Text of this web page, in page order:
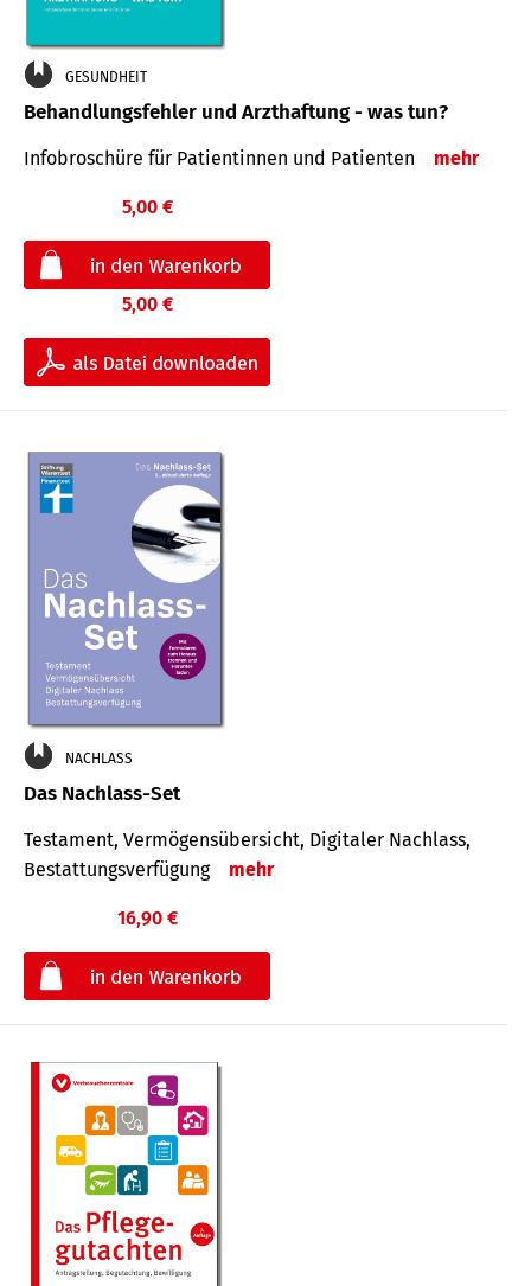
GESUNDHEIT
Behandlungsfehler und Arzthaftung - was tun?
Infobroschüre für Patientinnen und Patienten mehr
5,00 €
5,00 €
NACHLASS
Das Nachlass-Set
Testament, Vermögens­übersicht, Digitaler Nach­lass,
Bestat­tungs­ver­fügung
mehr
16,90 €